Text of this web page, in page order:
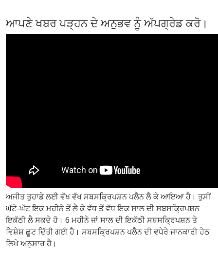
ਆਪਣੇ ਖਬਰ ਪੜ੍ਹਨ ਦੇ ਅਨੁਭਵ ਨੂੰ ਅੱਪਗ੍ਰੇਡ ਕਰੋ।
ਅਜੀਤ ਤੁਹਾਡੇ ਲਈ ਵੱਖ ਵੱਖ ਸਬਸਕ੍ਰਿਪਸ਼ਨ ਪਲੈਨ ਲੈ ਕੇ ਆਇਆ ਹੈ। ਤੁਸੀਂ
ਘੱਟੋ-ਘੱਟ ਇਕ ਮਹੀਨੇ ਤੋਂ ਲੈ ਕੇ ਵੱਧ ਤੋਂ ਵੱਧ ਇਕ ਸਾਲ ਦੀ ਸਬਸਕ੍ਰਿਪਸ਼ਨ
ਇਕੱਠੀ ਲੈ ਸਕਦੇ ਹੋ। 6 ਮਹੀਨੇ ਜਾਂ ਸਾਲ ਦੀ ਇਕੱਠੀ ਸਬਸਕ੍ਰਿਪਸ਼ਨ ਤੇ
ਵਿਸ਼ੇਸ਼ ਛੂਟ ਦਿੱਤੀ ਗਈ ਹੈ। ਸਬਸਕ੍ਰਿਪਸ਼ਨ ਪਲੈਨ ਦੀ ਵਧੇਰੇ ਜਾਨਕਾਰੀ ਹੇਠ
ਲਿਖੇ ਅਨੁਸਾਰ ਹੈ।